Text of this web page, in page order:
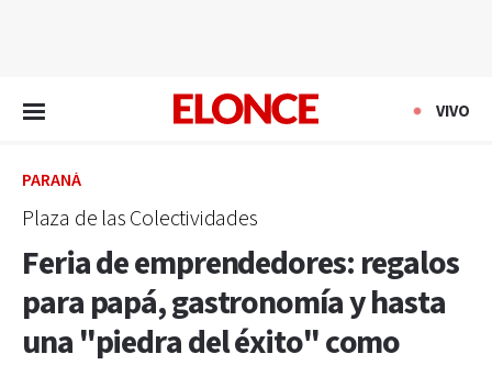
VIVO
PARANÁ
Plaza de las Colectividades
Feria de emprendedores: regalos
para papá, gastronomía y hasta
una "piedra del éxito" como